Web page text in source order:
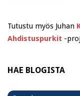
Tutustu myös Juhan
Ahdistuspurkit -
HAE BLOGISTA
Search